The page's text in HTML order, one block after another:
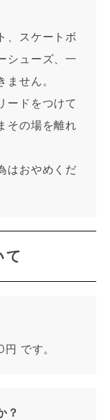
、スケートボ
シューズ、一
せん。
ードをつけて
その場を離れ
はおやめくだ
て
です。
？